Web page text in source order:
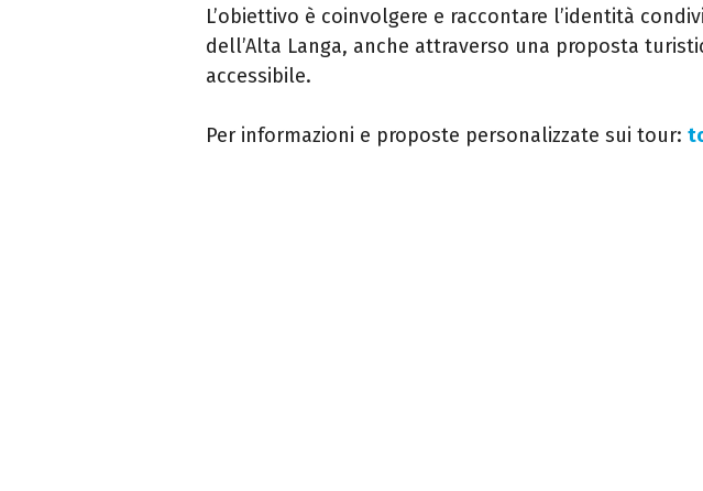
L’obiettivo è coinvolgere e raccontare l’identità
dell’Alta Langa, anche attraverso una proposta
accessibile.
Per informazioni e proposte personalizzate sui tour: